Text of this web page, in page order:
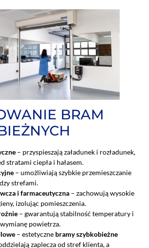
BRAM
– przyspieszają załadunek i rozładunek,
stratami ciepła i hałasem.
– umożliwiają szybkie przemieszczanie
strefami.
i farmaceutyczna – zachowują wysokie
izolując pomieszczenia.
– gwarantują stabilność temperatury i
powietrza.
– estetyczne bramy szybkobieżne
zaplecza od stref klienta, a